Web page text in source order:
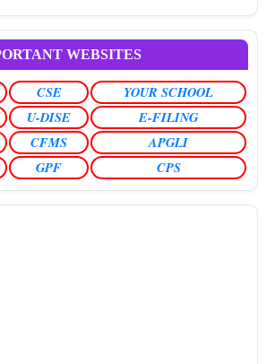
WEBSITES
CSE
YOUR SCHOOL
U-DISE
E-FILING
CFMS
APGLI
GPF CPS